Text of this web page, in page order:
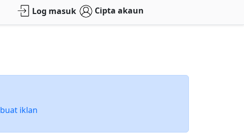
Log masuk Cipta akaun
buat iklan